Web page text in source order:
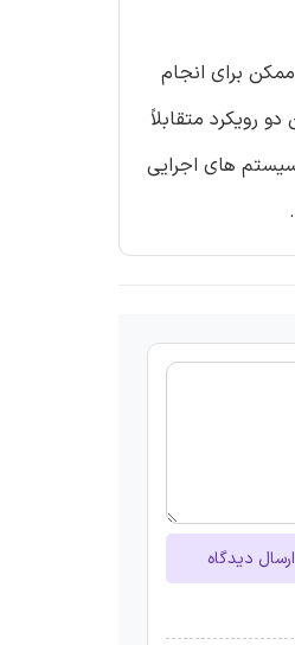
برای انجام
رویکرد متقابلاً
های اجرایی
ارسال دیدگاه